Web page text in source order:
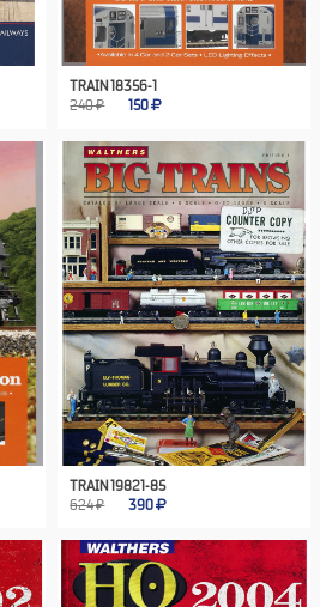
TRAIN 18356-1
240 ₽
150
TRAIN 19821-85
624 ₽
390